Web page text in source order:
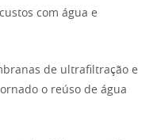
com água e
de ultrafiltração e
o reúso de água